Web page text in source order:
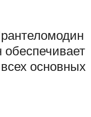
обеспечивает
основных